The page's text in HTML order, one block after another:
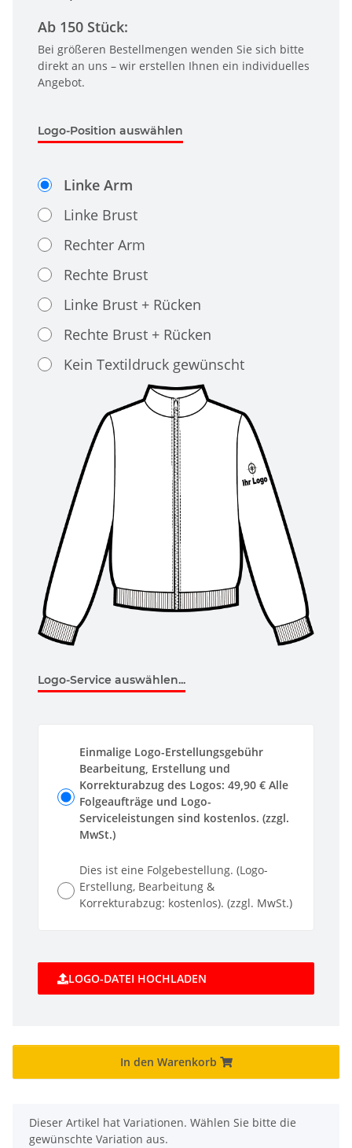
Ab 150 Stück:
Bei größeren Bestellmengen wenden Sie sich bitte
direkt an uns – wir erstellen Ihnen ein individuelles
Angebot.
Logo-Position auswählen
Linke Arm
Linke Brust
Rechter Arm
Rechte Brust
Linke Brust + Rücken
Rechte Brust + Rücken
Kein Textildruck gewünscht
Logo-Service auswählen...
Einmalige Logo-Erstellungsgebühr
Bearbeitung, Erstellung und
Korrekturabzug des Logos: 49,90 € Alle
Folgeaufträge und Logo-
Serviceleistungen sind kostenlos. (zzgl.
MwSt.)
Dies ist eine Folgebestellung. (Logo-
Erstellung, Bearbeitung &
Korrekturabzug: kostenlos). (zzgl. MwSt.)
LOGO-DATEI HOCHLADEN
In den Warenkorb
x
Dieser Artikel hat Variationen. Wählen Sie bitte die
gewünschte Variation aus.